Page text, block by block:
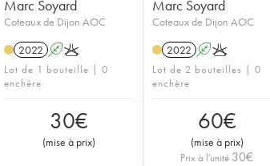
Marc Soyard
Coteaux de Dijon AOC
2022 AK
Lot de 1 bouteille | 0
enchère
30€
(mise à prix)
Marc Soyard
Coteaux de Dijon AOC
2022 AK
Lot de 2 bouteilles | 0
enchère
60€
(mise à prix)
Prix à l'unité 30€